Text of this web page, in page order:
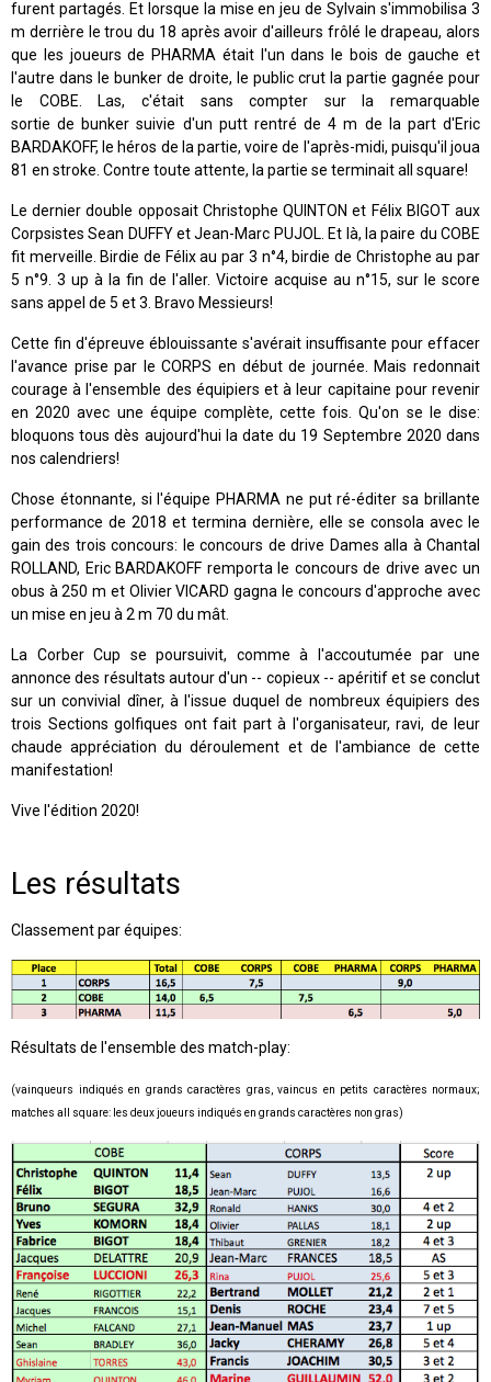
furent partagés. Et lorsque la mise en jeu de Sylvain s'immobilisa 3
m derrière le trou du 18 après avoir d'ailleurs frôlé le drapeau, alors
que les joueurs de PHARMA était l'un dans le bois de gauche et
l'autre dans le bunker de droite, le public crut la partie gagnée pour
le COBE. Las, c'était sans compter sur la remarquable
sortie de bunker suivie d'un putt rentré de 4 m de la part d'Eric
BARDAKOFF, le héros de la partie, voire de l'après-midi, puisqu'il joua
81 en stroke. Contre toute attente, la partie se terminait all square!
Le dernier double opposait Christophe QUINTON et Félix BIGOT aux
Corpsistes Sean DUFFY et Jean-Marc PUJOL. Et là, la paire du COBE
fit merveille. Birdie de Félix au par 3 n°4, birdie de Christophe au par
5 n°9. 3 up à la fin de l'aller. Victoire acquise au n°15, sur le score
sans appel de 5 et 3. Bravo Messieurs!
Cette fin d'épreuve éblouissante s'avérait insuffisante pour effacer
l'avance prise par le CORPS en début de journée. Mais redonnait
courage à l'ensemble des équipiers et à leur capitaine pour revenir
en 2020 avec une équipe complète, cette fois. Qu'on se le dise:
bloquons tous dès aujourd'hui la date du 19 Septembre 2020 dans
nos calendriers!
Chose étonnante, si l'équipe PHARMA ne put ré-éditer sa brillante
performance de 2018 et termina dernière, elle se consola avec le
gain des trois concours: le concours de drive Dames alla à Chantal
ROLLAND, Eric BARDAKOFF remporta le concours de drive avec un
obus à 250 m et Olivier VICARD gagna le concours d'approche avec
un mise en jeu à 2 m 70 du mât.
La Corber Cup se poursuivit, comme à l'accoutumée par une
annonce des résultats autour d'un -- copieux -- apéritif et se conclut
sur un convivial dîner, à l'issue duquel de nombreux équipiers des
trois Sections golfiques ont fait part à l'organisateur, ravi, de leur
chaude appréciation du déroulement et de l'ambiance de cette
manifestation!
Vive l'édition 2020!
Les résultats
Classement par équipes:
Résultats de l'ensemble des match-play:
(vainqueurs indiqués en grands caractères gras, vaincus en petits caractères normaux;
matches all square: les deux joueurs indiqués en grands caractères non gras)